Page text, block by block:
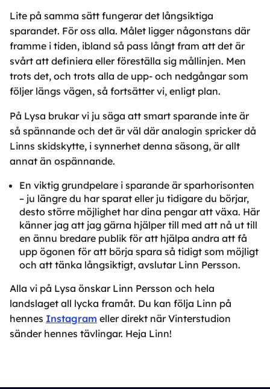
Lite på samma sätt fungerar det långsiktiga
sparandet. För oss alla. Målet ligger någonstans där
framme i tiden, ibland så pass långt fram att det är
svårt att definiera eller föreställa sig mållinjen. Men
trots det, och trots alla de upp- och nedgångar som
följer längs vägen, så fortsätter vi, enligt plan.
På Lysa brukar vi ju säga att smart sparande inte är
så spännande och det är väl där analogin spricker då
Linns skidskytte, i synnerhet denna säsong, är allt
annat än ospännande.
En viktig grundpelare i sparande är sparhorisonten
– ju längre du har sparat eller ju tidigare du börjar,
desto större möjlighet har dina pengar att växa. Här
känner jag att jag gärna hjälper till med att nå ut till
en ännu bredare publik för att hjälpa andra att få
upp ögonen för att börja spara så tidigt som möjligt
och att tänka långsiktigt, avslutar Linn Persson.
Alla vi på Lysa önskar Linn Persson och hela
landslaget all lycka framåt. Du kan följa Linn på
hennes Instagram eller direkt när Vinterstudion
sänder hennes tävlingar. Heja Linn!